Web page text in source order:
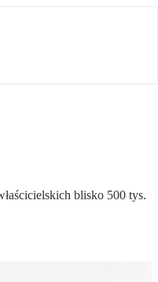
blisko 500 tys.